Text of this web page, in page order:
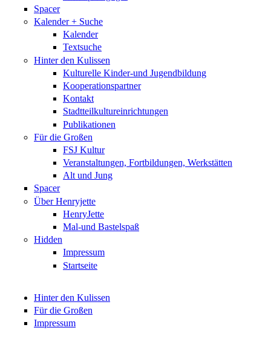
Spacer
Kalender + Suche
Kalender
Textsuche
Hinter den Kulissen
Kulturelle Kinder-und Jugendbildung
Kooperationspartner
Kontakt
Stadtteilkultureinrichtungen
Publikationen
Für die Großen
FSJ Kultur
Veranstaltungen, Fortbildungen, Werkstätten
Alt und Jung
Spacer
Über Henryjette
HenryJette
Mal-und Bastelspaß
Hidden
Impressum
Startseite
Hinter den Kulissen
Für die Großen
Impressum